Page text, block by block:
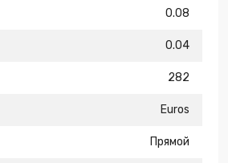
0.08
0.04
282
Euros
Прямой